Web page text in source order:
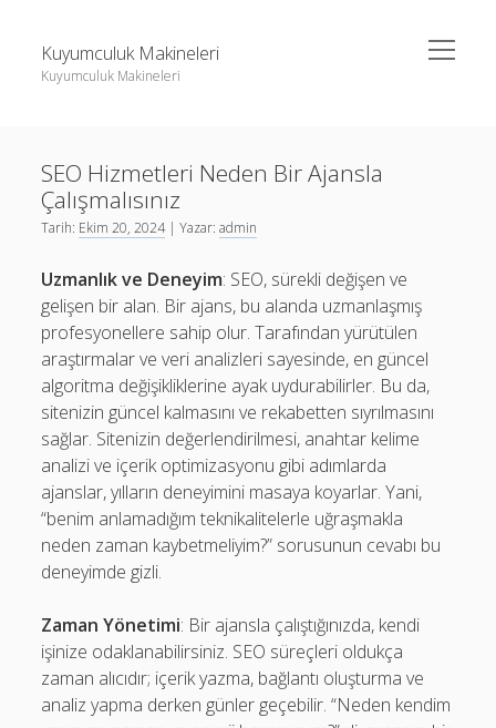
Kuyumculuk Makineleri
Kuyumculuk Makineleri
menüyü
aç
Liste
Sayfa Listesi
Twitter Gizli Sikiş
Bedava Instagram Takipçi Yükseltme
Sayfa Listesi
Shorts Beğeni Gönderme Hilesi Ücretsiz
Twitter Gizli Sikiş
SEO Hizmetleri Neden Bir Ajansla
Çalışmalısınız
Tarih: Ekim 20, 2024| Yazar:admin
Uzmanlık ve Deneyim: SEO, sürekli değişen ve
gelişen bir alan. Bir ajans, bu alanda uzmanlaşmış
profesyonellere sahip olur. Tarafından yürütülen
araştırmalar ve veri analizleri sayesinde, en güncel
algoritma değişikliklerine ayak uydurabilirler. Bu da,
sitenizin güncel kalmasını ve rekabetten sıyrılmasını
sağlar. Sitenizin değerlendirilmesi, anahtar kelime
analizi ve içerik optimizasyonu gibi adımlarda
ajanslar, yılların deneyimini masaya koyarlar. Yani,
“benim anlamadığım teknikalitelerle uğraşmakla
neden zaman kaybetmeliyim?” sorusunun cevabı bu
deneyimde gizli.
Zaman Yönetimi: Bir ajansla çalıştığınızda, kendi
işinize odaklanabilirsiniz. SEO süreçleri oldukça
zaman alıcıdır; içerik yazma, bağlantı oluşturma ve
analiz yapma derken günler geçebilir. “Neden kendim